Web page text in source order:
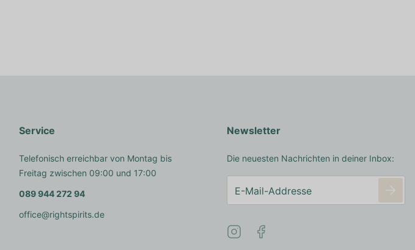
Service
Telefonisch erreichbar von Montag bis
Freitag zwischen 09:00 und 17:00
089 944 272 94
office@rightspirits.de
Newsletter
Die neuesten Nachrichten in deiner Inbox: